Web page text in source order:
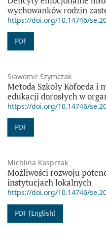
wychowanków rodzin
https://doi.org/10.14746/
PDF
Sławomir Szymczak
Metoda Szkoły Kofoeda i
edukacji dorosłych w
https://doi.org/10.14746/
PDF
Michlina Kasprzak
Możliwości rozwoju
instytucjach lokalnych
https://doi.org/10.14746/
PDF (English)